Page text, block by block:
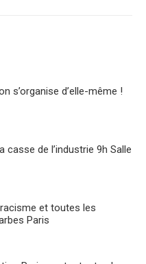
s’organise d’elle-même !
casse de l’industrie 9h Salle
et toutes les
Paris